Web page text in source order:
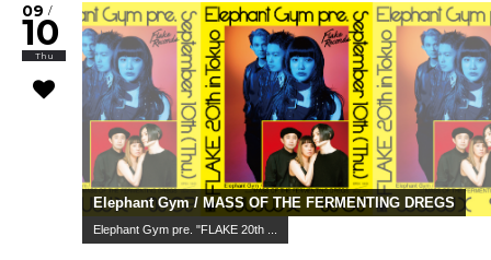
09 /
10
Thu
Elephant Gym / MASS OF THE FERMENTING DREGS
Elephant Gym pre. "FLAKE 20th ...